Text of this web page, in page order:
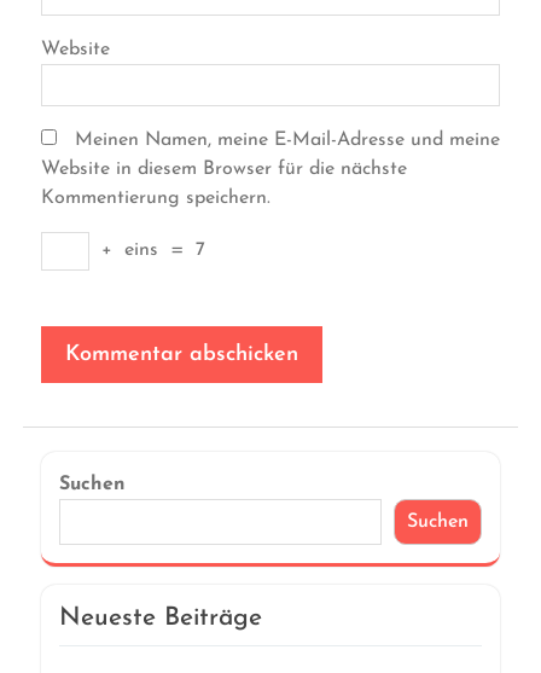
Website
Meinen Namen, meine E-Mail-Adresse und meine
Website in diesem Browser für die nächste
Kommentierung speichern.
+ eins = 7
Suchen
Suchen
Neueste Beiträge